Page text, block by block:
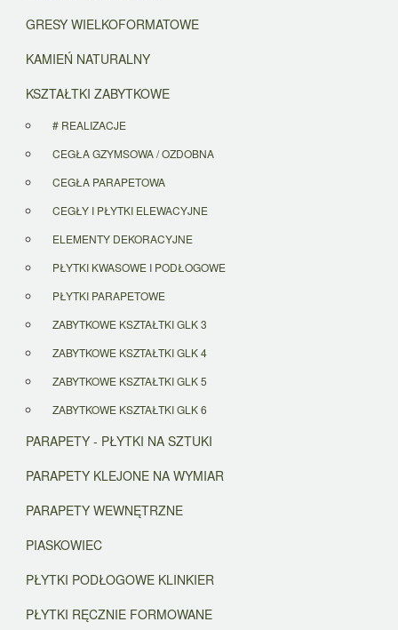
GRESY WIELKOFORMATOWE
KAMIEŃ NATURALNY
KSZTAŁTKI ZABYTKOWE
# REALIZACJE
CEGŁA GZYMSOWA / OZDOBNA
CEGŁA PARAPETOWA
CEGŁY I PŁYTKI ELEWACYJNE
ELEMENTY DEKORACYJNE
PŁYTKI KWASOWE I PODŁOGOWE
PŁYTKI PARAPETOWE
ZABYTKOWE KSZTAŁTKI GLK 3
ZABYTKOWE KSZTAŁTKI GLK 4
ZABYTKOWE KSZTAŁTKI GLK 5
ZABYTKOWE KSZTAŁTKI GLK 6
PARAPETY - PŁYTKI NA SZTUKI
PARAPETY KLEJONE NA WYMIAR
PARAPETY WEWNĘTRZNE
PIASKOWIEC
PŁYTKI PODŁOGOWE KLINKIER
PŁYTKI RĘCZNIE FORMOWANE